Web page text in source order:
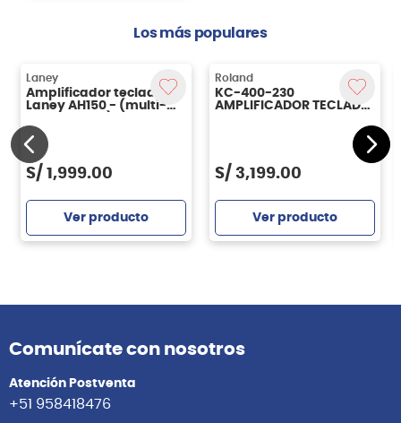
Los más populares
Laney
Amplificador teclado
Laney AH150 - (multi-
S/ 1,999.00
Ver producto
Roland
KC-400-230
AMPLIFICADOR TECLADO
S/ 3,199.00
Ver producto
Comunícate con nosotros
Atención Postventa
+51 958418476